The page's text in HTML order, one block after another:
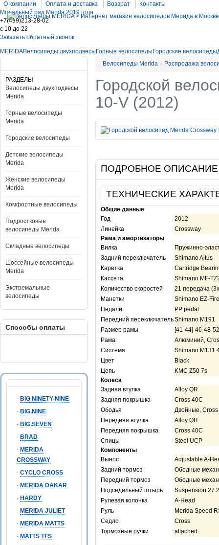
О компании Оплата и доставка Возврат
Контакты
Модельный ряд Merida 2019 года
+7(499)213-28-02
c 10 до 22
Заказать обратный звонок
MERIDAВелосипеды двухподвесы Горные велосипеды Городские велосипеды
РАЗДЕЛЫ
Велосипеды двухподвесы
Merida
Горные велосипеды
Merida
Городские велосипеды
Детские велосипеды
Merida
Женские велосипеды
Merida
Комфортные велосипеды
Подростковые
велосипеды Merida
Складные велосипеды
Шоссейные велосипеды
Merida
Экстремальные
велосипеды
Способы оплаты
- BIG NINETY-NINE
- BIG.NINE
- BIG.SEVEN
- BRAD
- MERIDA
CROSSWAY
- CYCLO CROSS
- MERIDA DAKAR
- HARDY
- MERIDA JULIET
- MERIDA MATTS
- MATTS TFS
Велосипеды Merida » Распродажа
Городской
10-V (2012)
ПОДРОБНОЕ ОПИСАНИЕ
ТЕХНИЧЕСКИЕ
Общие данные
Год
2012
Линейка
Crossway
Рама и амортизаторы
Вилка
Пружинно-
Задний переключатель
Shimano Altus
Каретка
Cartridge
Кассета
Shimano MF-
Количество скоростей
21 передача
Манетки
Shimano EZ-
Педали
PP pedal
Передний переключательShimano M191
Размер рамы
[41-44]-46-48-
Рама
Алюминий,
Система
Shimano M131
Цвет
Black
Цепь
KMC Z50 7s
Колеса
Задняя втулка
Alloy QR
Задняя покрышка
Cross 40C
Ободья
Двойные,
Передняя втулка
Alloy QR
Передняя покрышка
Cross 40C
Спицы
Steel UCP
Компоненты
Вынос
Adjustable A-
Задний тормоз
Ободные
Передний тормоз
Ободные
Подседельный штырь
Suspension
Рулевая колонка
A-Head
Руль
Merida Speed
Седло
Cross
Тормозные ручки
attached